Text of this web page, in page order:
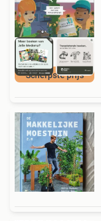
Scherpste prijs